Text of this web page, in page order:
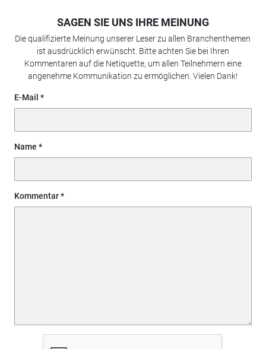
SAGEN SIE UNS IHRE MEINUNG
Die qualifizierte Meinung unserer Leser zu allen Branchenthemen
ist ausdrücklich erwünscht. Bitte achten Sie bei Ihren
Kommentaren auf die Netiquette, um allen Teilnehmern eine
angenehme Kommunikation zu ermöglichen. Vielen Dank!
E-Mail
Name
Kommentar